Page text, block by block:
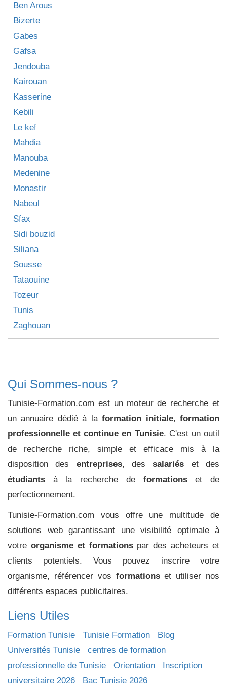
Ben Arous
Bizerte
Gabes
Gafsa
Jendouba
Kairouan
Kasserine
Kebili
Le kef
Mahdia
Manouba
Medenine
Monastir
Nabeul
Sfax
Sidi bouzid
Siliana
Sousse
Tataouine
Tozeur
Tunis
Zaghouan
Qui Sommes-nous ?
Tunisie-Formation.com est un moteur de recherche et
un annuaire dédié à laformation initiale,formation
professionnelle et continue en Tunisie. C'est un outil
de recherche riche, simple et efficace mis à la
disposition des entreprises, dessalariés et des
étudiants à la recherche de formationset de
perfectionnement.
Tunisie-Formation.com vous offre une multitude de
solutions web garantissant une visibilité optimale à
votre organisme et formationspar des acheteurs et
clients potentiels. Vous pouvez inscrire votre
organisme, référencer vos formationset utiliser nos
différents espaces publicitaires.
Liens Utiles
Formation Tunisie Tunisie Formation
Blog
Universités Tunisie
centres de formation
professionnelle de Tunisie
Orientation
Inscription
universitaire 2026
Bac Tunisie 2026